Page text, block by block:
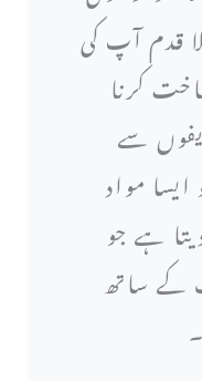
قدم آپ کی
کرنا
سے
مواد
ہے جو
ساتھ